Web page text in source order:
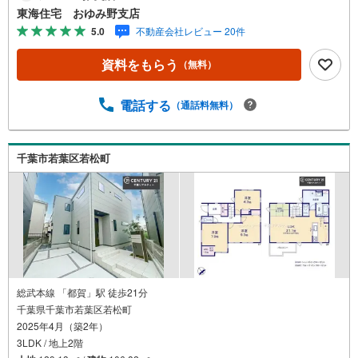
東海住宅 おゆみ野支店
5.0 不動産会社レビュー 20件
資料をもらう （無料）
電話する （通話料無料）
千葉市若葉区若松町
総武本線 「都賀」駅 徒歩21分
千葉県千葉市若葉区若松町
2025年4月（築2年）
3LDK / 地上2階